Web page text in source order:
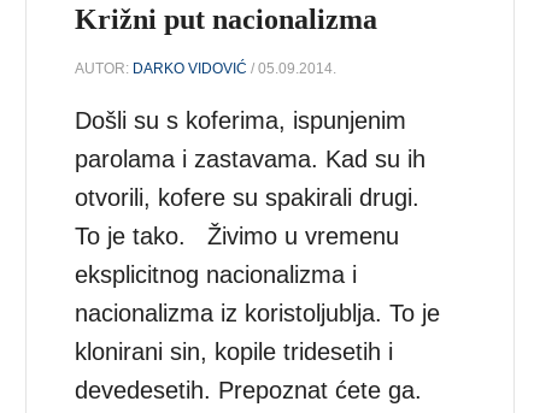
Križni put nacionalizma
AUTOR: DARKO VIDOVIĆ / 05.09.2014.
Došli su s koferima, ispunjenim
parolama i zastavama. Kad su ih
otvorili, kofere su spakirali drugi.
To je tako. Živimo u vremenu
eksplicitnog nacionalizma i
nacionalizma iz koristoljublja. To je
klonirani sin, kopile tridesetih i
devedesetih. Prepoznat ćete ga.